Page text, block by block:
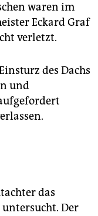
waren im
Eckard Graf
verletzt.
des Dachs
und
das
Der